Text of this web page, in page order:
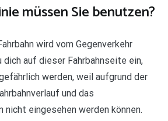
müssen Sie benutzen?
wird vom Gegenverkehr
auf dieser Fahrbahnseite ein,
werden, weil aufgrund der
und das
nicht eingesehen werden können.